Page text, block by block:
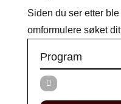
Siden du ser etter
omformulere søket
Program